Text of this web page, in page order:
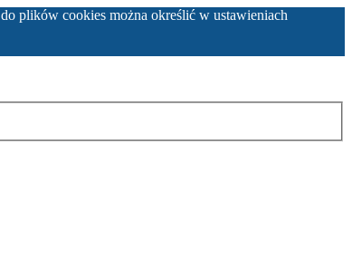
plików cookies można określić w ustawieniach